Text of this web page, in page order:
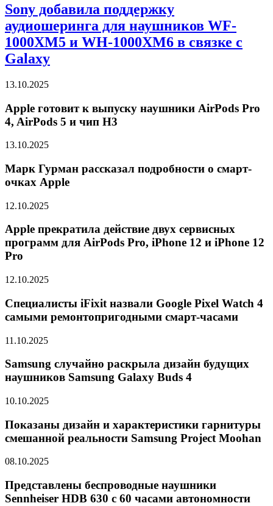
Sony добавила поддержку
аудиошеринга для наушников WF-
1000XM5 и WH-1000XM6 в связке с
Galaxy
13.10.2025
Apple готовит к выпуску наушники AirPods Pro
4, AirPods 5 и чип H3
13.10.2025
Марк Гурман рассказал подробности о смарт-
очках Apple
12.10.2025
Apple прекратила действие двух сервисных
программ для AirPods Pro, iPhone 12 и iPhone 12
Pro
12.10.2025
Специалисты iFixit назвали Google Pixel Watch 4
самыми ремонтопригодными смарт-часами
11.10.2025
Samsung случайно раскрыла дизайн будущих
наушников Samsung Galaxy Buds 4
10.10.2025
Показаны дизайн и характеристики гарнитуры
смешанной реальности Samsung Project Moohan
08.10.2025
Представлены беспроводные наушники
Sennheiser HDB 630 с 60 часами автономности